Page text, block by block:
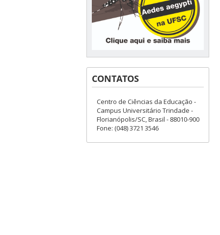
CONTATOS
Centro de Ciências da Educação -
Campus Universitário Trindade -
Florianópolis/SC, Brasil - 88010-900
Fone: (048) 3721 3546